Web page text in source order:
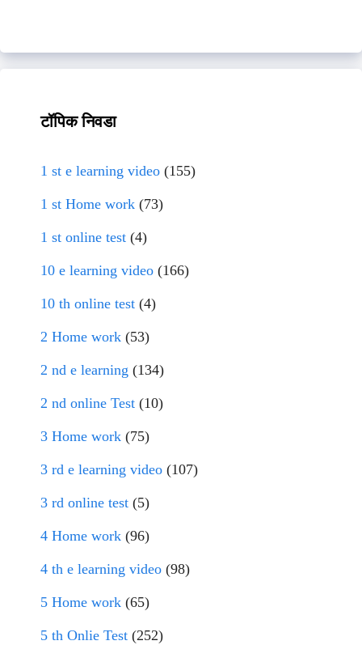
टॉपिक निवडा
1 st e learning video (155)
1 st Home work (73)
1 st online test (4)
10 e learning video (166)
10 th online test (4)
2 Home work (53)
2 nd e learning (134)
2 nd online Test (10)
3 Home work (75)
3 rd e learning video (107)
3 rd online test (5)
4 Home work (96)
4 th e learning video (98)
5 Home work (65)
5 th Onlie Test (252)